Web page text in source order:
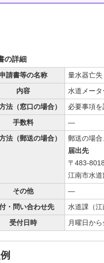
の詳細
請書等の名称
量水器亡
内容
水道メータ
法（窓口の場合）
必要事項を
手数料
—
法（郵送の場合）
郵送の場合
届出先
〒483-
江南市水
その他
—
・問い合わせ先
水道課（
受付日時
月曜日か